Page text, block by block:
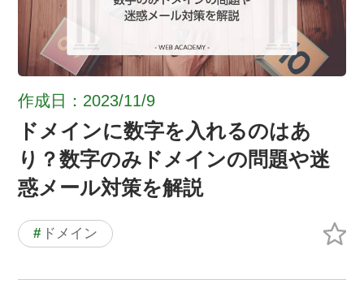
作成日：2023/11/9
ドメインに数字を入れるのはあ
り？数字のみドメインの問題や迷
惑メール対策を解説
# ドメイン